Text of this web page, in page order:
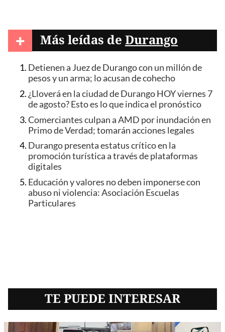
+ Más leídas de Durango
Detienen a Juez de Durango con un millón de
pesos y un arma; lo acusan de cohecho
¿Lloverá en la ciudad de Durango HOY viernes 7
de agosto? Esto es lo que indica el pronóstico
Comerciantes culpan a AMD por inundación en
Primo de Verdad; tomarán acciones legales
Durango presenta estatus crítico en la
promoción turística a través de plataformas
digitales
Educación y valores no deben imponerse con
abuso ni violencia: Asociación Escuelas
Particulares
TE PUEDE INTERESAR